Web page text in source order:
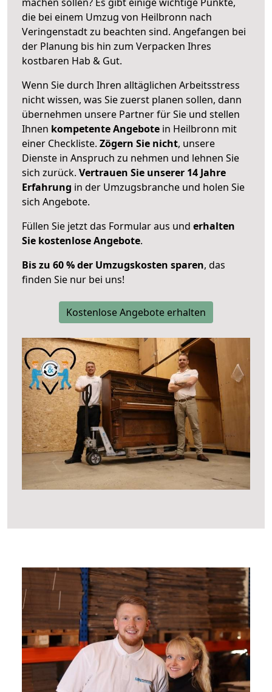
die bei einem Umzug von Heilbronn nach
Veringenstadt zu beachten sind. Angefangen bei
der Planung bis hin zum Verpacken Ihres
kostbaren Hab & Gut.
Wenn Sie durch Ihren alltäglichen Arbeitsstress
nicht wissen, was Sie zuerst planen sollen, dann
übernehmen unsere Partner für Sie und stellen
Ihnen kompetente Angebote in Heilbronn mit
einer Checkliste. Zögern Sie nicht, unsere
Dienste in Anspruch zu nehmen und lehnen Sie
sich zurück. Vertrauen Sie unserer 14 Jahre
Erfahrung in der Umzugsbranche und holen Sie
sich Angebote.
Füllen Sie jetzt das Formular aus und erhalten
Sie kostenlose Angebote.
Bis zu 60 % der Umzugskosten sparen, das
finden Sie nur bei uns!
Kostenlose Angebote erhalten